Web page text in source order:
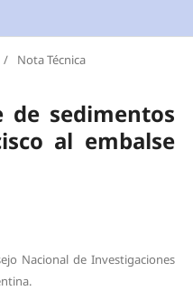
/ Nota Técnica
de sedimentos
al embalse
Nacional de Investigaciones